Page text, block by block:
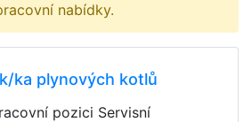
nabídky.
ka plynových kotlů
pozici Servisní